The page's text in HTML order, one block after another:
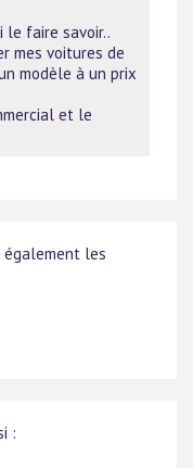
faire savoir..
mes voitures de
modèle à un prix
et le
également les
: